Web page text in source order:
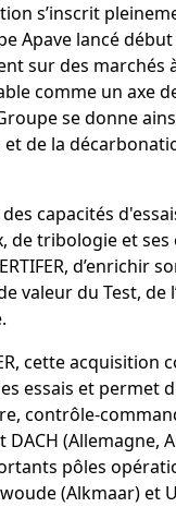
s’inscrit
Apave lancé
sur des marchés
comme un axe
se donne
de la
capacités
de tribologie et
valeur du Test,
cette
essais et permet
contrôle-
(Allemagne,
pôles
(Alkmaar) et